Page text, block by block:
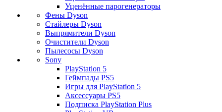
Уценённые парогенераторы
Фены Dyson
Стайлеры Dyson
Выпрямители Dyson
Очистители Dyson
Пылесосы Dyson
Sony
PlayStation 5
Геймпады PS5
Игры для PlayStation 5
Аксессуары PS5
Подписка PlayStation Plus